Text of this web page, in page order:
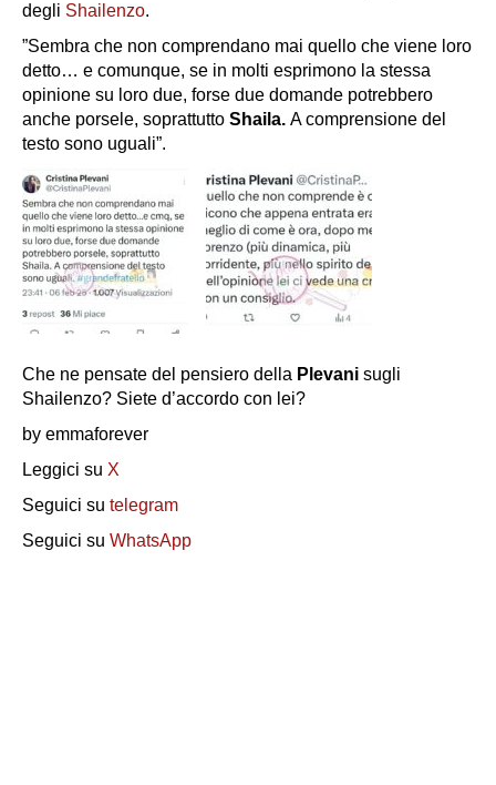
degli Shailenzo.
”Sembra che non comprendano mai quello che viene loro
detto… e comunque, se in molti esprimono la stessa
opinione su loro due, forse due domande potrebbero
anche porsele, soprattutto Shaila. A comprensione del
testo sono uguali”.
Che ne pensate del pensiero della Plevani sugli
Shailenzo? Siete d’accordo con lei?
by emmaforever
Leggici su X
Seguici su telegram
Seguici su WhatsApp